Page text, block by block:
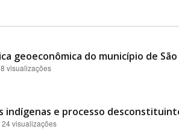
geoeconômica do município de
visualizações
indígenas e processo
24 visualizações